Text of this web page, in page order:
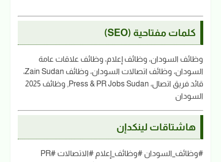
كلمات مفتاحية (SEO)
وظائف السودان، وظائف إعلام، وظائف علاقات عامة
السودان، وظائف اتصالات السودان، وظائف Zain Sudan،
قائد فريق اتصال، Press & PR Jobs Sudan, وظائف 2025
السودان
هاشتاقات لينكدإن
#وظائف_السودان #وظائف_إعلام #الاتصالات #PR